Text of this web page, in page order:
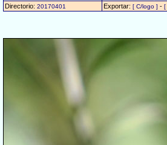
Directorio: 20170401 Exportar: [ C/logo ] - [